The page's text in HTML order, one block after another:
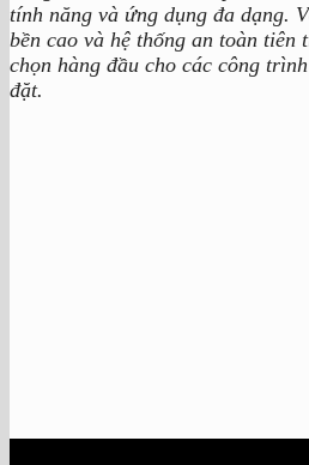
tính năng và ứng dụng đa dạng.
bền cao và hệ thống an toàn tiên
chọn hàng đầu cho các công
đặt.